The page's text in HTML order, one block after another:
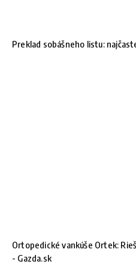
Preklad sobášneho listu:
Ortopedické vankúše Ortek:
- Gazda.sk